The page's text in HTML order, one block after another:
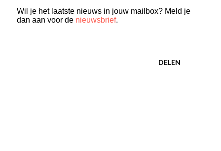
Wil je het laatste nieuws in jouw mailbox? Meld je
dan aan voor de nieuwsbrief.
DELEN